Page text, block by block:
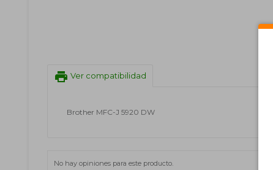
print Ver compatibilidad
Brother MFC-J 5920 DW
No hay opiniones para este producto.